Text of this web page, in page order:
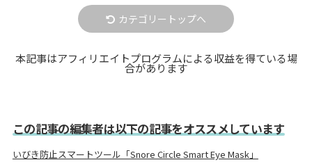
カテゴリートップへ
本記事はアフィリエイトプログラムによる収益を得ている場
合があります
この記事の編集者は以下の記事をオススメしています
いびき防止スマートツール「Snore Circle Smart Eye Mask」